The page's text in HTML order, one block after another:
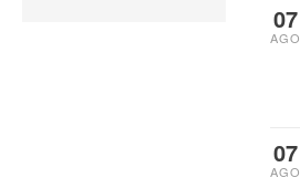
07
AGO
07
AGO